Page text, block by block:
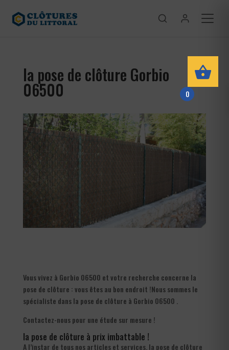
la pose de clôture Gorbio
06500
Vous vivez à Gorbio 06500 et votre recherche concerne la
pose de clôture : vous êtes au bon endroit !Nous sommes le
spécialiste dans la pose de clôture à Gorbio 06500 .
Contactez-nous pour une étude sur mesure !
la pose de clôture à prix imbattable !
A l’instar de tous nos articles et services, la pose de clôture
0